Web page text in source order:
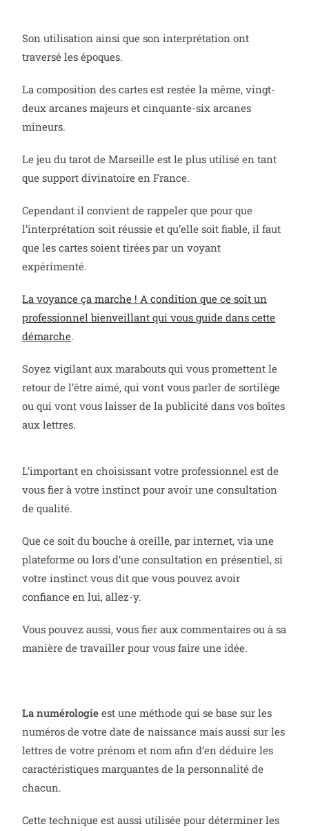
Son utilisation ainsi que son interprétation ont
traversé les époques.
La composition des cartes est restée la même, vingt-
deux arcanes majeurs et cinquante-six arcanes
mineurs.
Le jeu du tarot de Marseille est le plus utilisé en tant
que support divinatoire en France.
Cependant il convient de rappeler que pour que
l’interprétation soit réussie et qu’elle soit fiable, il faut
que les cartes soient tirées par un voyant
expérimenté.
La voyance ça marche ! A condition que ce soit un
professionnel bienveillant qui vous guide dans cette
démarche.
Soyez vigilant aux marabouts qui vous promettent le
retour de l’être aimé, qui vont vous parler de sortilège
ou qui vont vous laisser de la publicité dans vos boîtes
aux lettres.
L’important en choisissant votre professionnel est de
vous fier à votre instinct pour avoir une consultation
de qualité.
Que ce soit du bouche à oreille, par internet, via une
plateforme ou lors d’une consultation en présentiel, si
votre instinct vous dit que vous pouvez avoir
confiance en lui, allez-y.
Vous pouvez aussi, vous fier aux commentaires ou à sa
manière de travailler pour vous faire une idée.
La numérologie est une méthode qui se base sur les
numéros de votre date de naissance mais aussi sur les
lettres de votre prénom et nom afin d’en déduire les
caractéristiques marquantes de la personnalité de
chacun.
Cette technique est aussi utilisée pour déterminer les